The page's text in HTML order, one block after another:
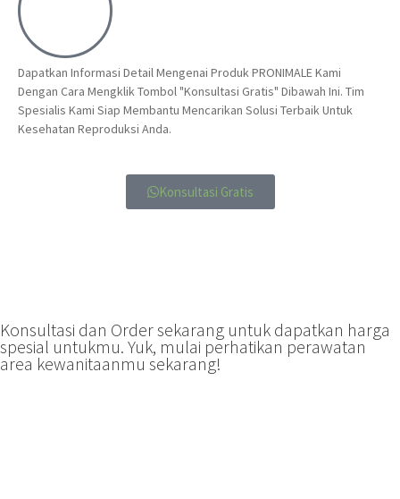
Dapatkan Informasi Detail Mengenai Produk PRONIMALE Kami
Dengan Cara Mengklik Tombol "Konsultasi Gratis" Dibawah Ini. Tim
Spesialis Kami Siap Membantu Mencarikan Solusi Terbaik Untuk
Kesehatan Reproduksi Anda.
Konsultasi Gratis
Konsultasi dan Order sekarang untuk dapatkan harga
spesial untukmu. Yuk, mulai perhatikan perawatan
area kewanitaanmu sekarang!